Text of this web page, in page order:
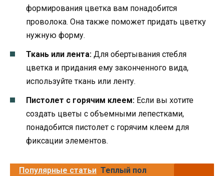
формирования цветка вам понадобится
проволока. Она также поможет придать цветку
нужную форму.
Ткань или лента: Для обертывания стебля
цветка и придания ему законченного вида,
используйте ткань или ленту.
Пистолет с горячим клеем: Если вы хотите
создать цветы с объемными лепестками,
понадобится пистолет с горячим клеем для
фиксации элементов.
Популярные статьи Теплый пол